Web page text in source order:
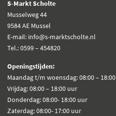
S-Markt Scholte
Musselweg 44
9584 AE Mussel
E-mail: info@s-marktscholte.nl
Tel.: 0599 – 454820
Openingstijden:
Maandag t/m woensdag: 08:00 –
Vrijdag: 08:00 – 18:00 uur
Donderdag: 08:00- 18:00 uur
Zaterdag: 08:00- 17:00 uur